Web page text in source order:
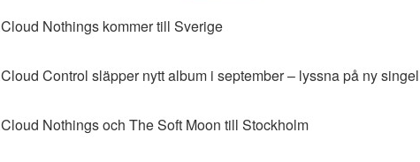
Cloud Nothings kommer till Sverige
Cloud Control släpper nytt album i september – lyssna på ny singel
Cloud Nothings och The Soft Moon till Stockholm